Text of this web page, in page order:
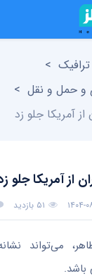
>
و حمل و نقل >
از آمریکا جلو زد
از آمریکا جلو
۰۸-۱۵ ۵۱ بازدید
می‌تواند
باشد.